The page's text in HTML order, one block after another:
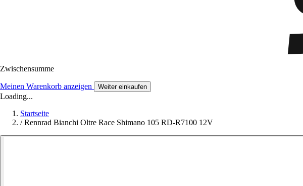
Zwischensumme
Meinen Warenkorb anzeigen Weiter einkaufen
Loading...
Startseite
/ Rennrad Bianchi Oltre Race Shimano 105 RD-R7100 12V